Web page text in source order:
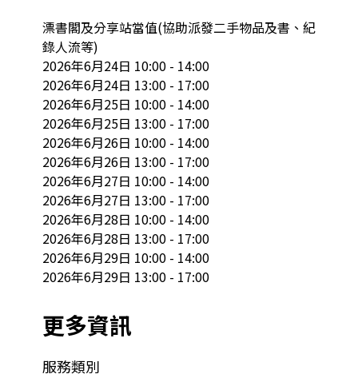
漂書閣及分享站當值(協助派發二手物品及書、紀
錄人流等)
2026年6月24日 10:00 - 14:00
2026年6月24日 13:00 - 17:00
2026年6月25日 10:00 - 14:00
2026年6月25日 13:00 - 17:00
2026年6月26日 10:00 - 14:00
2026年6月26日 13:00 - 17:00
2026年6月27日 10:00 - 14:00
2026年6月27日 13:00 - 17:00
2026年6月28日 10:00 - 14:00
2026年6月28日 13:00 - 17:00
2026年6月29日 10:00 - 14:00
2026年6月29日 13:00 - 17:00
更多資訊
服務類別